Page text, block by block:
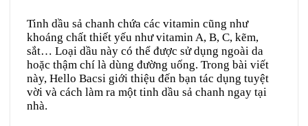
Tinh dầu sả chanh chứa các vitamin cũng như
khoáng chất thiết yếu như vitamin A, B, C, kẽm,
sắt… Loại dầu này có thể được sử dụng ngoài da
hoặc thậm chí là dùng đường uống. Trong bài viết
này, Hello Bacsi giới thiệu đến bạn tác dụng tuyệt
vời và cách làm ra một tinh dầu sả chanh ngay tại
nhà.